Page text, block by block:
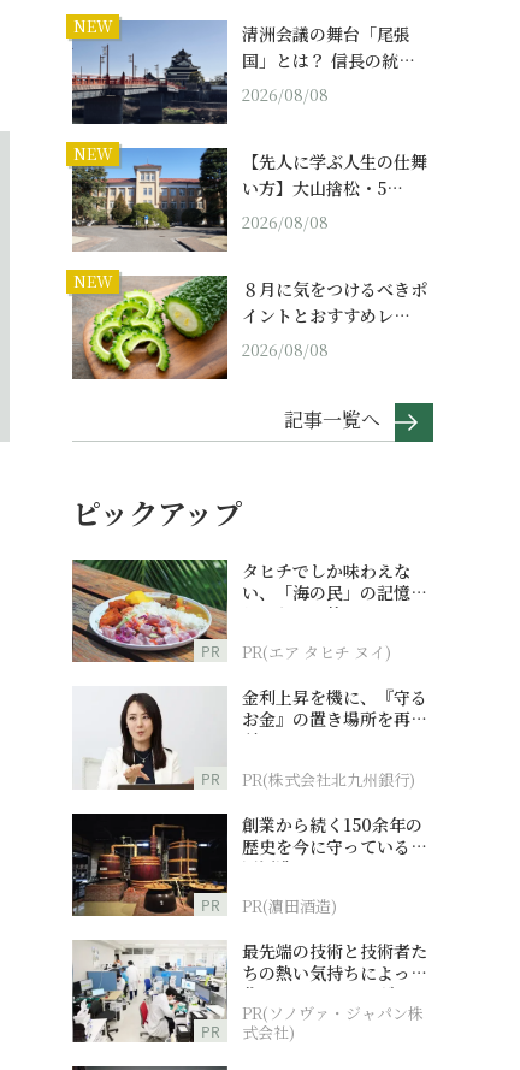
NEW
清洲会議の舞台「尾張
国」とは？ 信長の統…
2026/08/08
NEW
【先人に学ぶ人生の仕舞
い方】大山捨松・5…
2026/08/08
NEW
８月に気をつけるべきポ
イントとおすすめレ…
2026/08/08
記事一覧へ
ピックアップ
PR
タヒチでしか味わえな
い、「海の民」の記憶へ
とつながる旅
PR(エア タヒチ ヌイ)
PR
金利上昇を機に、『守る
お金』の置き場所を再検
討
PR(株式会社北九州銀行)
PR
創業から続く150余年の
歴史を今に守っている濵
田酒造
PR(濵田酒造)
PR
最先端の技術と技術者た
ちの熱い気持ちによって
作られているオーダーメ
イド補聴器
PR(ソノヴァ・ジャパン株
式会社)